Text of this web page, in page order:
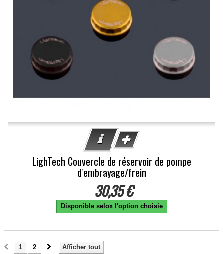
LighTech Couvercle de réservoir de pompe
d'embrayage/frein
30,35 €
Disponible selon l'option choisie
Afficher tout
1 2